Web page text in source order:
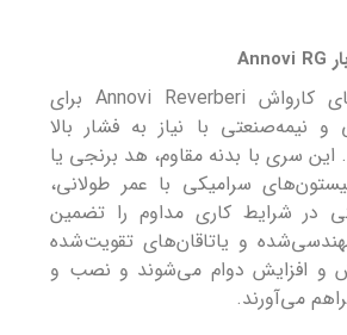
سری RG پمپ‌های کارواش Annovi Reverberi برای
و نیمه‌صنعتی با نیاز به فشار بالا
سری با بدنه مقاوم، هد برنجی یا
سرامیکی با عمر طولانی،
در شرایط کاری مداوم را تضمین
و یاتاقان‌های تقویت‌شده
و افزایش دوام می‌شوند و نصب و
می‌آورند.